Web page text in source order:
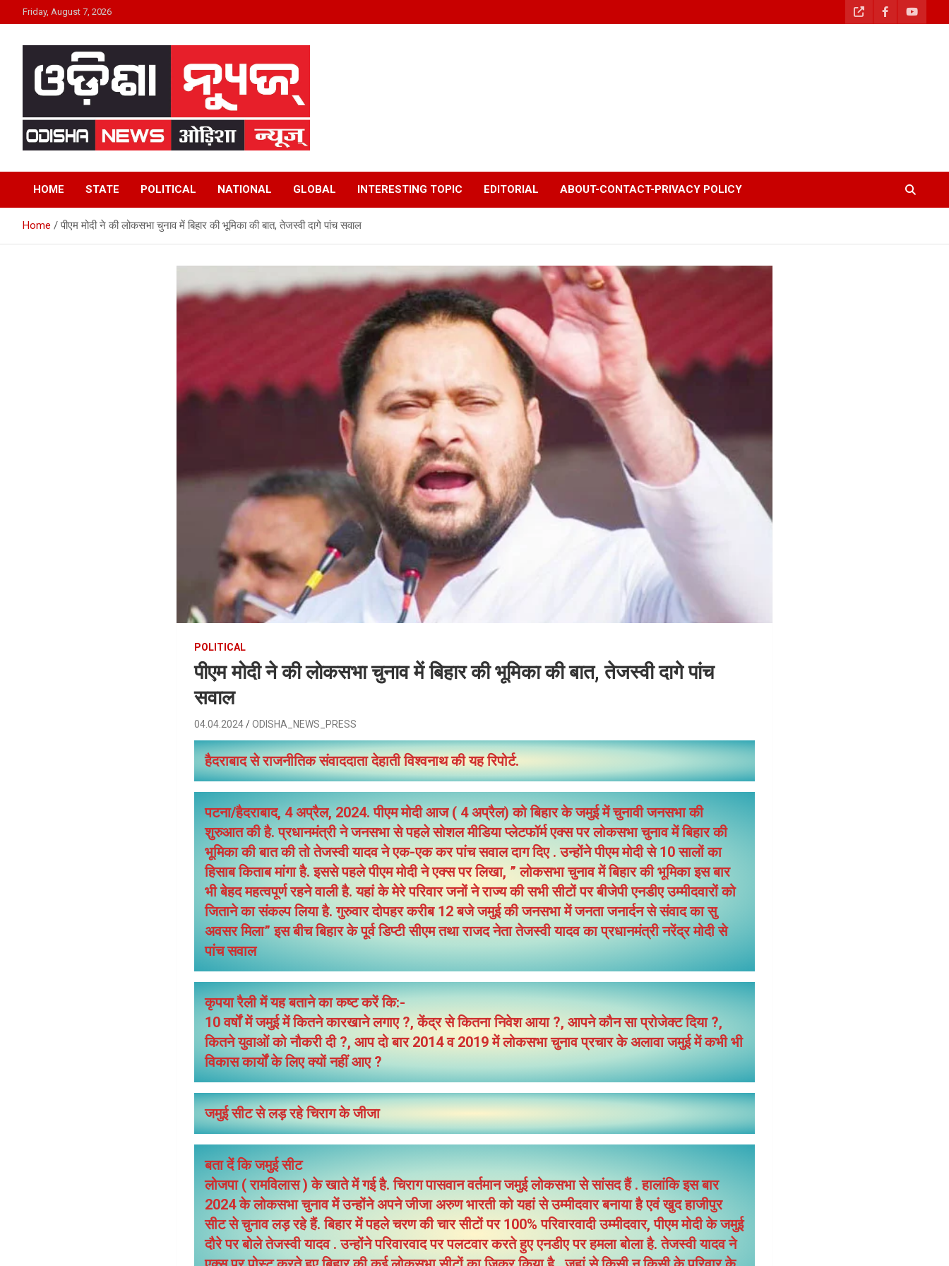
to
Friday, August 7, 2026
ODISHA NEWS
HOME STATE POLITICAL NATIONAL GLOBAL INTERESTING TOPIC EDITORIAL ABOUT-CONTACT-PRIVACY POLICY
Home पीएम मोदी ने की लोकसभा चुनाव में बिहार की भूमिका की बात, तेजस्वी दागे पांच सवाल
POLITICAL
पीएम मोदी ने की लोकसभा चुनाव में बिहार की भूमिका की बात, तेजस्वी दागे पांच
सवाल
04.04.2024 ODISHA_NEWS_PRESS
हैदराबाद से राजनीतिक संवाददाता देहाती विश्वनाथ की यह रिपोर्ट.
पटना/हैदराबाद, 4 अप्रैल, 2024. पीएम मोदी आज ( 4 अप्रैल) को बिहार के जमुई में चुनावी जनसभा की
शुरुआत की है. प्रधानमंत्री ने जनसभा से पहले सोशल मीडिया प्लेटफॉर्म एक्स पर लोकसभा चुनाव में बिहार की
भूमिका की बात की तो तेजस्वी यादव ने एक-एक कर पांच सवाल दाग दिए . उन्होंने पीएम मोदी से 10 सालों का
हिसाब किताब मांगा है. इससे पहले पीएम मोदी ने एक्स पर लिखा, ” लोकसभा चुनाव में बिहार की भूमिका इस बार
भी बेहद महत्वपूर्ण रहने वाली है. यहां के मेरे परिवार जनों ने राज्य की सभी सीटों पर बीजेपी एनडीए उम्मीदवारों को
जिताने का संकल्प लिया है. गुरुवार दोपहर करीब 12 बजे जमुई की जनसभा में जनता जनार्दन से संवाद का सु
अवसर मिला” इस बीच बिहार के पूर्व डिप्टी सीएम तथा राजद नेता तेजस्वी यादव का प्रधानमंत्री नरेंद्र मोदी से
पांच सवाल
कृपया रैली में यह बताने का कष्ट करें कि:-
10 वर्षों में जमुई में कितने कारखाने लगाए ?, केंद्र से कितना निवेश आया ?, आपने कौन सा प्रोजेक्ट दिया ?,
कितने युवाओं को नौकरी दी ?, आप दो बार 2014 व 2019 में लोकसभा चुनाव प्रचार के अलावा जमुई में कभी भी
विकास कार्यों के लिए क्यों नहीं आए ?
जमुई सीट से लड़ रहे चिराग के जीजा
बता दें कि जमुई सीट
लोजपा ( रामविलास ) के खाते में गई है. चिराग पासवान वर्तमान जमुई लोकसभा से सांसद हैं . हालांकि इस बार
2024 के लोकसभा चुनाव में उन्होंने अपने जीजा अरुण भारती को यहां से उम्मीदवार बनाया है एवं खुद हाजीपुर
सीट से चुनाव लड़ रहे हैं. बिहार में पहले चरण की चार सीटों पर 100% परिवारवादी उम्मीदवार, पीएम मोदी के जमुई
दौरे पर बोले तेजस्वी यादव . उन्होंने परिवारवाद पर पलटवार करते हुए एनडीए पर हमला बोला है. तेजस्वी यादव ने